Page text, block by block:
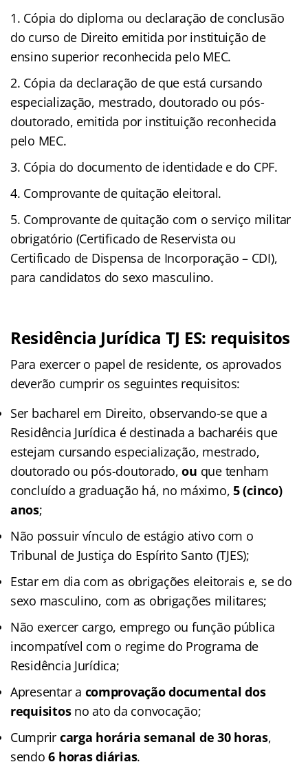
Cópia do diploma ou declaração de conclusão
do curso de Direito emitida por instituição de
ensino superior reconhecida pelo MEC.
Cópia da declaração de que está cursando
especialização, mestrado, doutorado ou pós-
doutorado, emitida por instituição reconhecida
pelo MEC.
Cópia do documento de identidade e do CPF.
Comprovante de quitação eleitoral.
Comprovante de quitação com o serviço militar
obrigatório (Certificado de Reservista ou
Certificado de Dispensa de Incorporação – CDI),
para candidatos do sexo masculino.
Residência Jurídica TJ ES: requisitos
Para exercer o papel de residente, os aprovados
deverão cumprir os seguintes requisitos:
Ser bacharel em Direito, observando-se que a
Residência Jurídica é destinada a bacharéis que
estejam cursando especialização, mestrado,
doutorado ou pós-doutorado,ou que tenham
concluído a graduação há, no máximo,5 (cinco)
anos;
Não possuir vínculo de estágio ativo com o
Tribunal de Justiça do Espírito Santo (TJES);
Estar em dia com as obrigações eleitorais e, se do
sexo masculino, com as obrigações militares;
Não exercer cargo, emprego ou função pública
incompatível com o regime do Programa de
Residência Jurídica;
Apresentar a comprovação documental dos
requisitosno ato da convocação;
Cumprir carga horária semanal de 30 horas,
sendo6 horas diárias.